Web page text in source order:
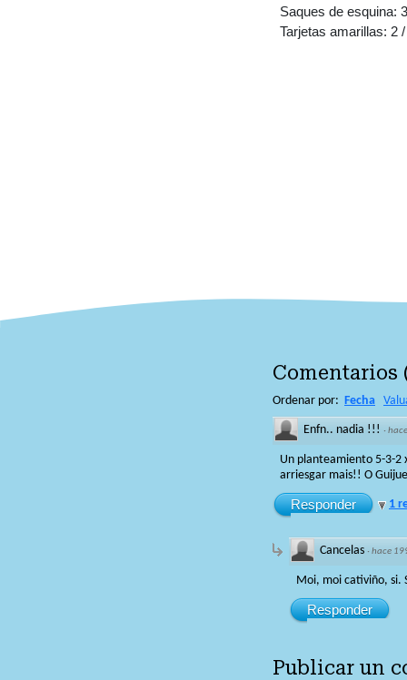
Saques de esquina:
Tarjetas amarillas: 2
Comentarios
Ordenar por: Fecha
Enfn.. nadia !!! ·
Un planteamiento 5-3-2
arriesgar mais!! O
Responder 1
Cancelas ·hace
Moi, moi cativiño, si.
Responder
Publicar un